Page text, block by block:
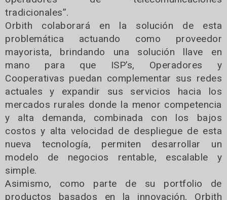
tradicionales”.
Orbith colaborará en la solución de esta
problemática actuando como proveedor
mayorista, brindando una solución llave en
mano para que ISP’s, Operadores y
Cooperativas puedan complementar sus redes
actuales y expandir sus servicios hacia los
mercados rurales donde la menor competencia
y alta demanda, combinada con los bajos
costos y alta velocidad de despliegue de esta
nueva tecnología, permiten desarrollar un
modelo de negocios rentable, escalable y
simple.
Asimismo, como parte de su portfolio de
productos basados en la innovación, Orbith